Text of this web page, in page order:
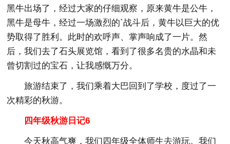
黑牛出场了，经过大家的仔细观察，原来黄牛是公牛，
黑牛是母牛，经过一场激烈的`战斗后，黄牛以巨大的优
势取得了胜利。此时的欢呼声、掌声响成了一片。然
后，我们去了石头展览馆，看到了很多名贵的水晶和未
曾切割过的宝石，让我感慨万分。
旅游结束了，我们乘着大巴回到了学校，度过了一
次精彩的秋游。
四年级秋游日记6
今天秋高气爽，我们四年级全体师生去游玩。我们